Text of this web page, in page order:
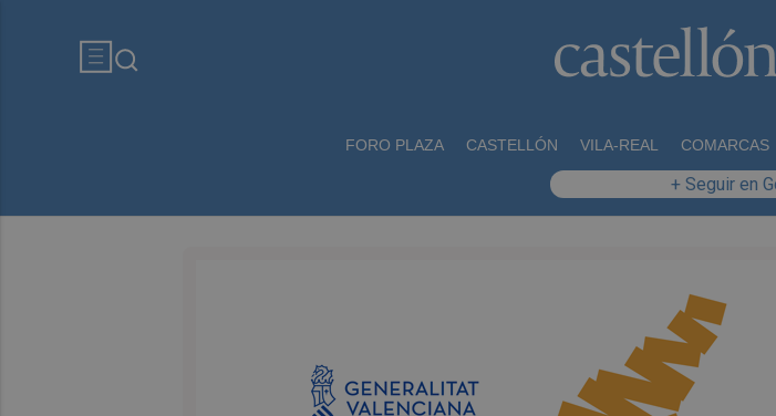
FORO PLAZA CASTELLÓN VILA-REAL COMARCAS
+ Seguir en